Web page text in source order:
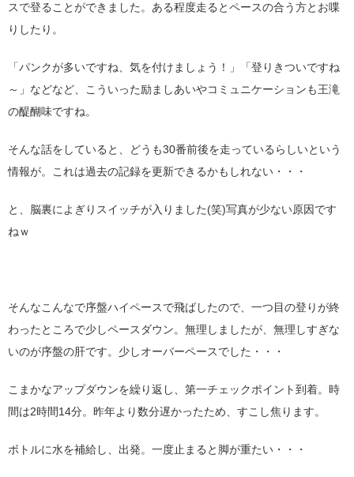
スで登ることができました。ある程度走るとペースの合う方とお喋
りしたり。
「パンクが多いですね、気を付けましょう！」「登りきついですね
～」などなど、こういった励ましあいやコミュニケーションも王滝
の醍醐味ですね。
そんな話をしていると、どうも30番前後を走っているらしいという
情報が。これは過去の記録を更新できるかもしれない・・・
と、脳裏によぎりスイッチが入りました(笑)写真が少ない原因です
ねｗ
そんなこんなで序盤ハイペースで飛ばしたので、一つ目の登りが終
わったところで少しペースダウン。無理しましたが、無理しすぎな
いのが序盤の肝です。少しオーバーペースでした・・・
こまかなアップダウンを繰り返し、第一チェックポイント到着。時
間は2時間14分。昨年より数分遅かったため、すこし焦ります。
ボトルに水を補給し、出発。一度止まると脚が重たい・・・